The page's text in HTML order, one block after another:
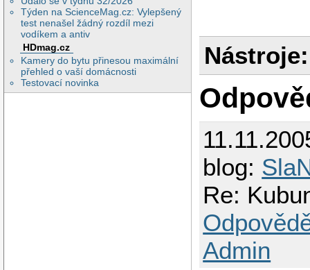
Týden na ScienceMag.cz: Vylepšený
test nenašel žádný rozdíl mezi
vodíkem a antiv
HDmag.cz
Kamery do bytu přinesou maximální
přehled o vaší domácnosti
Testovací novinka
Nástroje:
blog:
Re:
Admin